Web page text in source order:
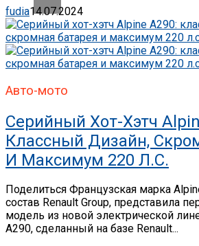
fudia14.07.2024
Авто-мото
Серийный Хот-Хэтч
Классный Дизайн,
И Максимум 220 Л.с.
Поделиться Французская марка
состав Renault Group, представила
модель из новой электрической
A290, сделанный на базе Renault...